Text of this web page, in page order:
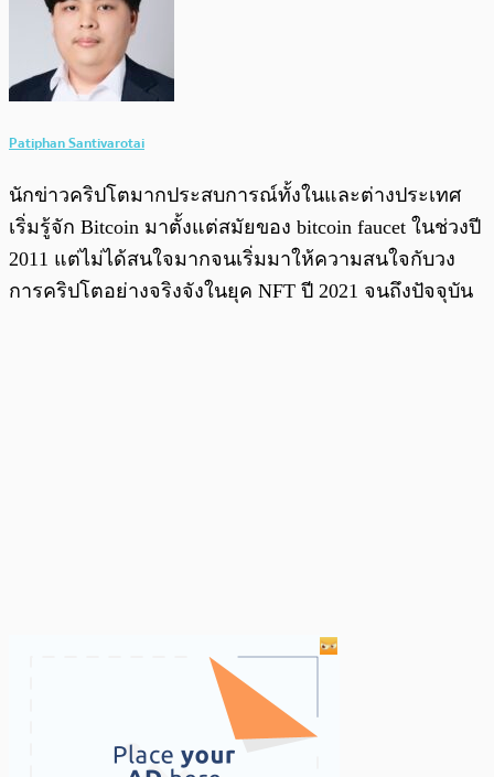
Patiphan Santivarotai
นักข่าวคริปโตมากประสบการณ์ทั้งในและต่างประเทศ
เริ่มรู้จัก Bitcoin มาตั้งแต่สมัยของ bitcoin faucet ในช่วงปี
2011 แต่ไม่ได้สนใจมากจนเริ่มมาให้ความสนใจกับวง
การคริปโตอย่างจริงจังในยุค NFT ปี 2021 จนถึงปัจจุบัน